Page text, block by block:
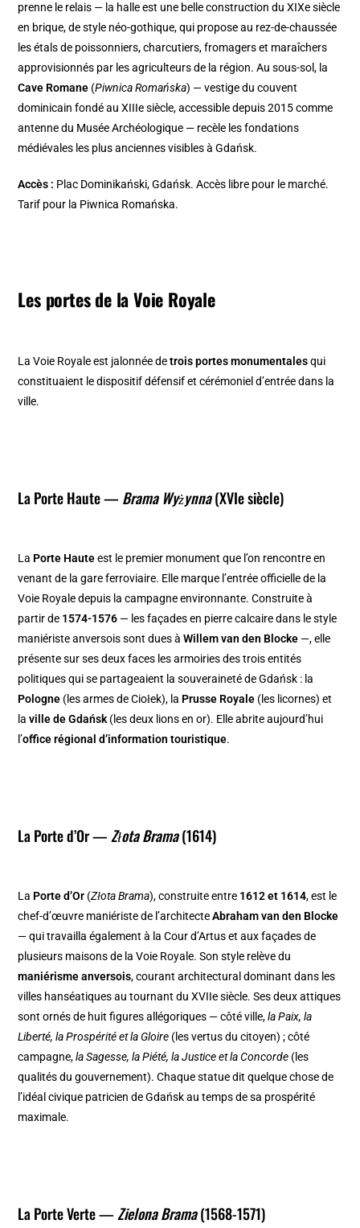
prenne le relais — la halle est une belle construction du XIXe siècle
en brique, de style néo-gothique, qui propose au rez-de-chaussée
les étals de poissonniers, charcutiers, fromagers et maraîchers
approvisionnés par les agriculteurs de la région. Au sous-sol, la
Cave Romane (Piwnica Romańska) — vestige du couvent
dominicain fondé au XIIIe siècle, accessible depuis 2015 comme
antenne du Musée Archéologique — recèle les fondations
médiévales les plus anciennes visibles à Gdańsk.
Accès : Plac Dominikański, Gdańsk. Accès libre pour le marché.
Tarif pour la Piwnica Romańska.
Les portes de la Voie Royale
La Voie Royale est jalonnée detrois portes monumentalesqui
constituaient le dispositif défensif et cérémoniel d’entrée dans la
ville.
La Porte Haute —Brama Wyżynna(XVIe siècle)
La Porte Hauteest le premier monument que l’on rencontre en
venant de la gare ferroviaire. Elle marque l’entrée officielle de la
Voie Royale depuis la campagne environnante. Construite à
partir de 1574-1576 — les façades en pierre calcaire dans le style
maniériste anversois sont dues àWillem van den Blocke —, elle
présente sur ses deux faces les armoiries des trois entités
politiques qui se partageaient la souveraineté de Gdańsk : la
Pologne (les armes de Ciołek), la Prusse Royale (les licornes) et
laville de Gdańsk (les deux lions en or). Elle abrite aujourd’hui
l’office régional d’information touristique.
La Porte d’Or —Złota Brama(1614)
La Porte d’Or (Złota Brama), construite entre 1612 et 1614, est le
chef-d’œuvre maniériste de l’architecteAbraham van den Blocke
— qui travailla également à la Cour d’Artus et aux façades de
plusieurs maisons de la Voie Royale. Son style relève du
maniérisme anversois, courant architectural dominant dans les
villes hanséatiques au tournant du XVIIe siècle. Ses deux attiques
sont ornés de huit figures allégoriques — côté ville,la Paix, la
Liberté, la Prospérité et la Gloire (les vertus du citoyen) ; côté
campagne,la Sagesse, la Piété, la Justice et la Concorde (les
qualités du gouvernement). Chaque statue dit quelque chose de
l’idéal civique patricien de Gdańsk au temps de sa prospérité
maximale.
La Porte Verte —Zielona Brama(1568-1571)